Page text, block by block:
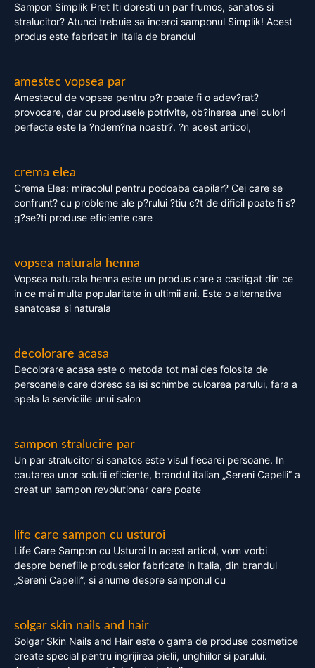
Sampon Simplik Pret Iti doresti un par frumos, sanatos si
stralucitor? Atunci trebuie sa incerci samponul Simplik! Acest
produs este fabricat in Italia de brandul
amestec vopsea par
Amestecul de vopsea pentru p?r poate fi o adev?rat?
provocare, dar cu produsele potrivite, ob?inerea unei culori
perfecte este la ?ndem?na noastr?. ?n acest articol,
crema elea
Crema Elea: miracolul pentru podoaba capilar? Cei care se
confrunt? cu probleme ale p?rului ?tiu c?t de dificil poate fi s?
g?se?ti produse eficiente care
vopsea naturala henna
Vopsea naturala henna este un produs care a castigat din ce
in ce mai multa popularitate in ultimii ani. Este o alternativa
sanatoasa si naturala
decolorare acasa
Decolorare acasa este o metoda tot mai des folosita de
persoanele care doresc sa isi schimbe culoarea parului, fara a
apela la serviciile unui salon
sampon stralucire par
Un par stralucitor si sanatos este visul fiecarei persoane. In
cautarea unor solutii eficiente, brandul italian „Sereni Capelli” a
creat un sampon revolutionar care poate
life care sampon cu usturoi
Life Care Sampon cu Usturoi In acest articol, vom vorbi
despre benefiile produselor fabricate in Italia, din brandul
„Sereni Capelli”, si anume despre samponul cu
solgar skin nails and hair
Solgar Skin Nails and Hair este o gama de produse cosmetice
create special pentru ingrijirea pielii, unghiilor si parului.